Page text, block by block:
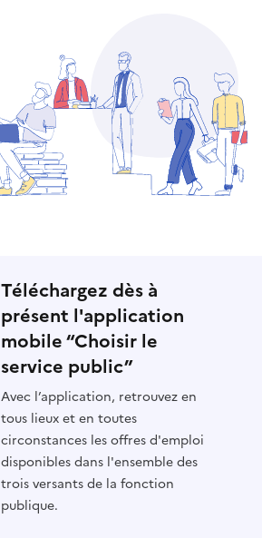
Téléchargez dès à
présent l'application
mobile “Choisir le
service public”
Avec l’application, retrouvez en
tous lieux et en toutes
circonstances les offres d'emploi
disponibles dans l'ensemble des
trois versants de la fonction
publique.